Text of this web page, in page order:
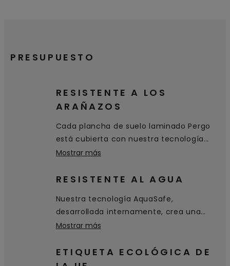
PRESUPUESTO
RESISTENTE A LOS
ARAÑAZOS
Cada plancha de suelo laminado Pergo
está cubierta con nuestra tecnología
patentada TitanX™. Esta capa superior
una excelente resistencia a los arañazos
fácil de limpiar.
Mostrar más
RESISTENTE AL AGUA
Nuestra tecnología AquaSafe,
desarrollada internamente, crea una
superficie sellada 100 % hermética que
penetre en el suelo. Simplemente se
queda sobre la superficie y se puede
Mostrar más
ETIQUETA ECOLÓGICA DE